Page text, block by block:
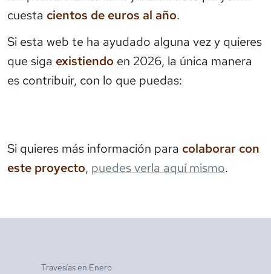
cuesta cientos de euros al año.
Si esta web te ha ayudado alguna vez y quieres
que siga existiendo en 2026, la única manera
es contribuir, con lo que puedas:
Si quieres más información para colaborar con
este proyecto, puedes verla aquí mismo.
Travesías en Enero